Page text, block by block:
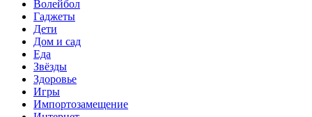
Волейбол
Гаджеты
Дети
Дом и сад
Еда
Звёзды
Здоровье
Игры
Импортозамещение